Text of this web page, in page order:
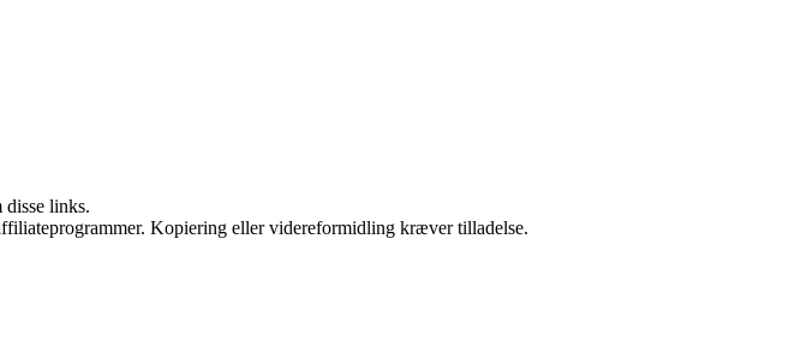
links.
Kopiering eller videreformidling kræver tilladelse.